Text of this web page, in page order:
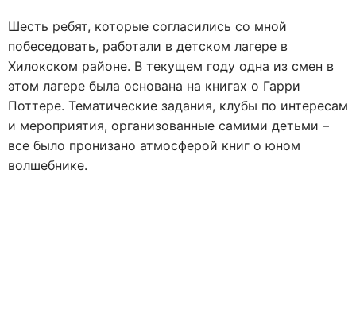
Шесть ребят, которые согласились со мной
побеседовать, работали в детском лагере в
Хилокском районе. В текущем году одна из смен в
этом лагере была основана на книгах о Гарри
Поттере. Тематические задания, клубы по интересам
и мероприятия, организованные самими детьми –
все было пронизано атмосферой книг о юном
волшебнике.